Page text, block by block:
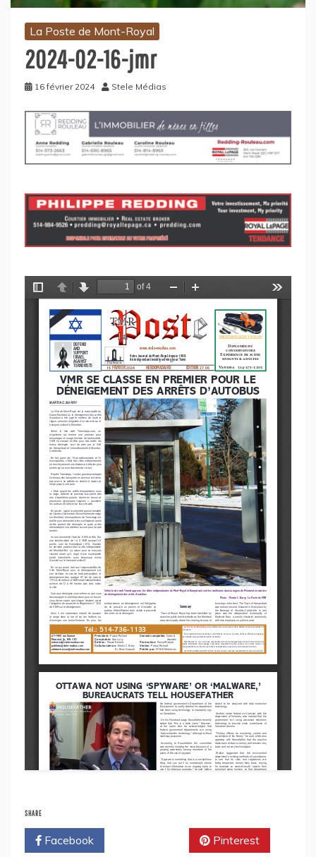
La Poste de Mont-Royal
2024-02-16-jmr
16 février 2024 Stele Médias
SHARE
Facebook Pinterest